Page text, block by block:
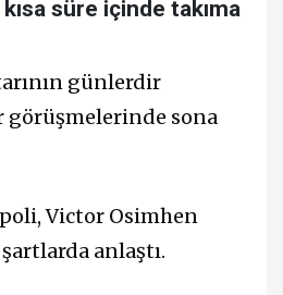
süre içinde takıma
günlerdir
sona
Victor Osimhen
anlaştı.